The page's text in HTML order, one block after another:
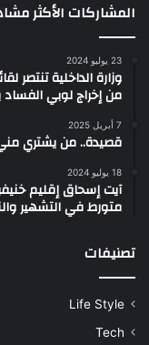
المشاركات الأكثر
23 يوليو 2024
وزارة الداخلية تنتصر
من إخراج لوبي الفساد
7 أبريل 2025
قصيدة.. من يشتري
18 يوليو 2024
آيت إسحاق إقليم
متورط في التشهير
تصنيفات
Life Style
Tech